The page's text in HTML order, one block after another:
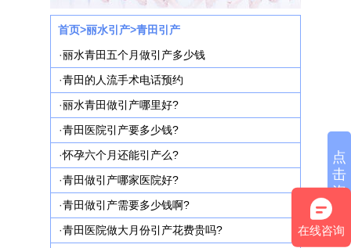
首页>丽水引产>青田引产
·丽水青田五个月做引产多少钱
·青田的人流手术电话预约
·丽水青田做引产哪里好?
·青田医院引产要多少钱?
·怀孕六个月还能引产么?
·青田做引产哪家医院好?
·青田做引产需要多少钱啊?
·青田医院做大月份引产花费贵吗?
点
击
咨
在线咨询